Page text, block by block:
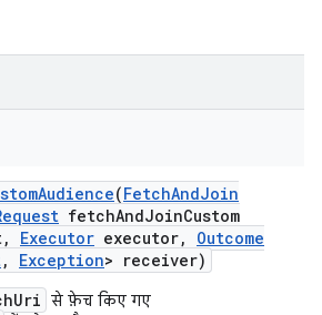
Audience(FetchAndJoin
fetchAndJoinCustom
, Executor executor,
Outcome
, Exception> receiver)
से फ़ेच किए गए